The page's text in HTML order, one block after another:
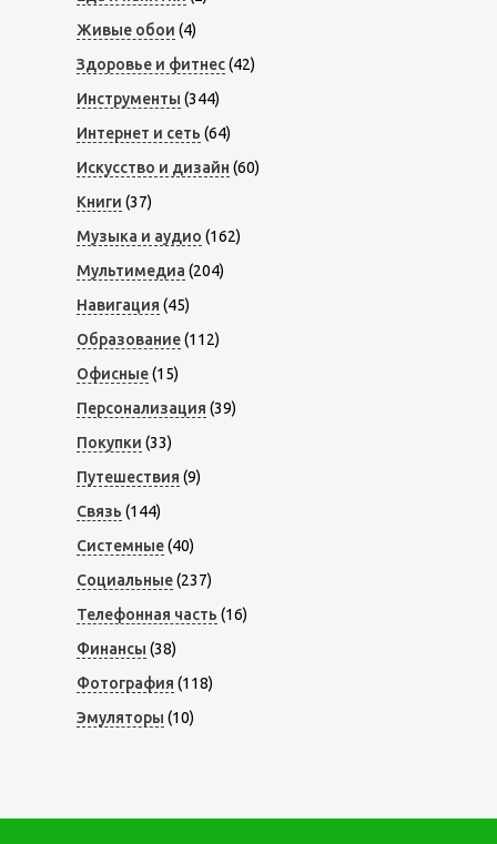
Живые обои (4)
Здоровье и фитнес(42)
Инструменты (344)
Интернет и сеть (64)
Искусство и дизайн (60)
Книги (37)
Музыка и аудио (162)
Мультимедиа (204)
Навигация (45)
Образование(112)
Офисные(15)
Персонализация (39)
Покупки (33)
Путешествия (9)
Связь (144)
Системные(40)
Социальные(237)
Телефонная часть (16)
Финансы (38)
Фотография (118)
Эмуляторы (10)